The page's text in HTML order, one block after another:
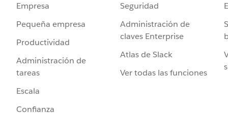
Empresa
Pequeña empresa
Productividad
Administración de
tareas
Escala
Confianza
Seguridad
Administración de
claves Enterprise
Atlas de Slack
Ver todas las funciones